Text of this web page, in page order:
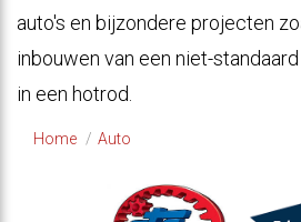
auto's en bijzondere projecten
inbouwen van een niet-
in een hotrod.
Home Auto